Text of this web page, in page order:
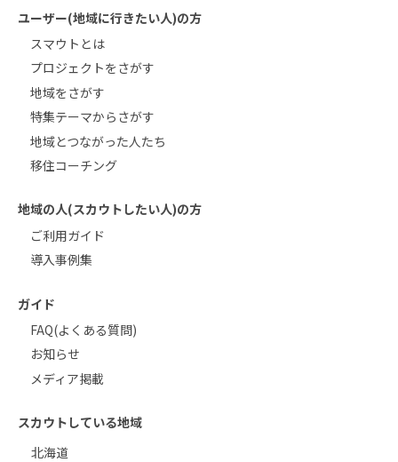
ユーザー(地域に行きたい人)の方
スマウトとは
プロジェクトをさがす
地域をさがす
特集テーマからさがす
地域とつながった人たち
移住コーチング
地域の人(スカウトしたい人)の方
ご利用ガイド
導入事例集
ガイド
FAQ(よくある質問)
お知らせ
メディア掲載
スカウトしている地域
北海道